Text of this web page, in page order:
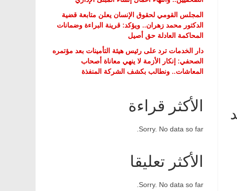
المجلس القومي لحقوق الإنسان يعلن متابعة قضية
الدكتور محمد زهران.. ويؤكد: قرينة البراءة وضمانات
المحاكمة العادلة حق أصيل
دار الخدمات ترد على رئيس هيئة التأمينات بعد مؤتمره
الصحفي: إنكار الأزمة لا ينهي معاناة أصحاب
المعاشات.. ونطالب بكشف الشركة المنفذة
الأكثر قراءة
Sorry. No data so far.
الأكثر تعليقا
Sorry. No data so far.